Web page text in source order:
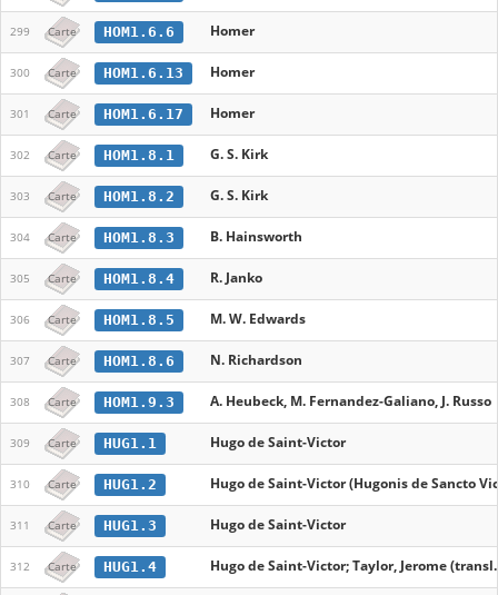
299 Carte HOM1.6.6 Homer
300 Carte HOM1.6.13 Homer
301 Carte HOM1.6.17 Homer
302 Carte HOM1.8.1 G. S. Kirk
303 Carte HOM1.8.2 G. S. Kirk
304 Carte HOM1.8.3 B. Hainsworth
305 Carte HOM1.8.4 R. Janko
306 Carte HOM1.8.5 M. W. Edwards
307 Carte HOM1.8.6 N. Richardson
308 Carte HOM1.9.3 A. Heubeck, M. Fernandez-Galiano, J. Russo
309 Carte HUG1.1 Hugo de Saint-Victor
310 Carte HUG1.2 Hugo de Saint-Victor (Hugonis de Sancto
311 Carte HUG1.3 Hugo de Saint-Victor
312 Carte HUG1.4 Hugo de Saint-Victor; Taylor, Jerome